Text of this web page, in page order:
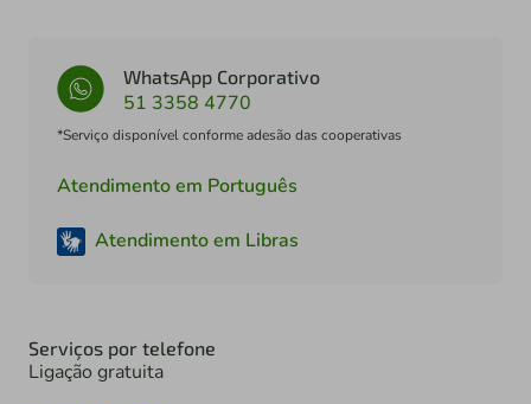
WhatsApp Corporativo
51 3358 4770
*Serviço disponível conforme adesão das cooperativas
Atendimento em Português
Atendimento em Libras
Serviços por telefone
Ligação gratuita